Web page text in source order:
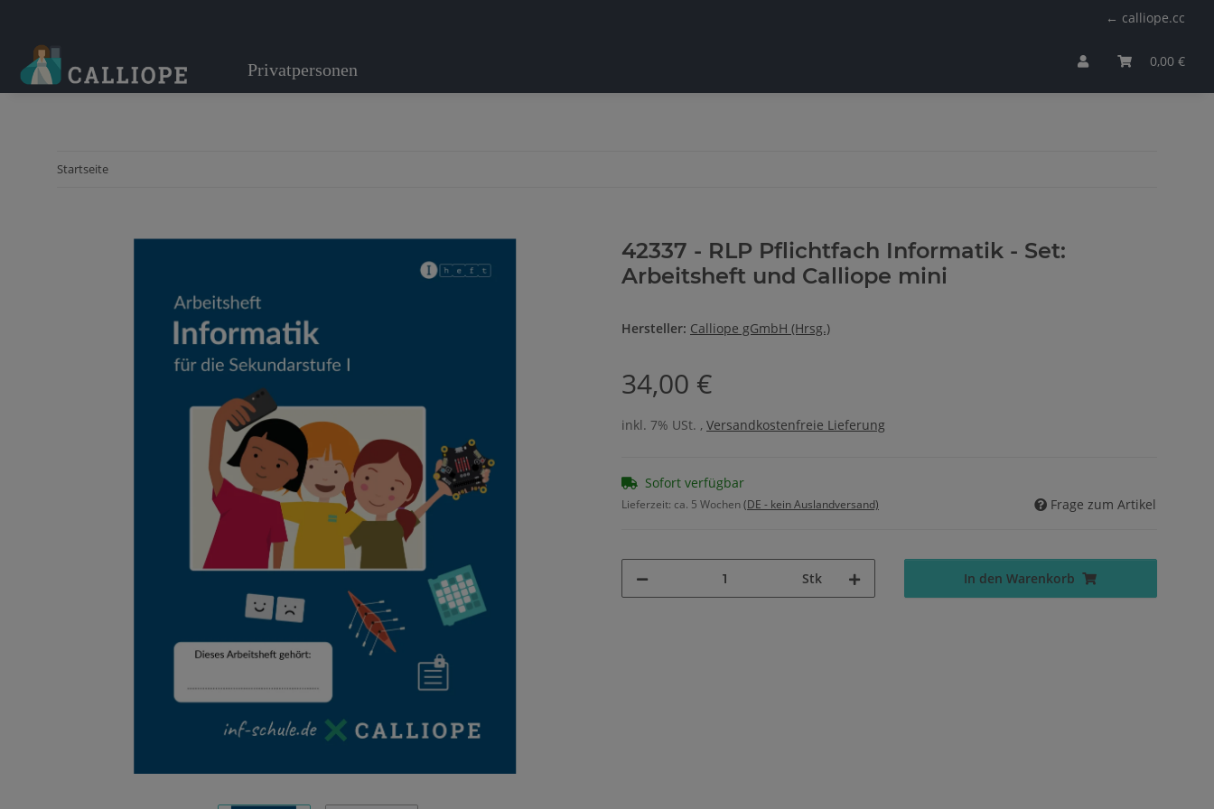
← calliope.cc
0,00 €
Privatpersonen
Startseite
42337 - RLP Pflichtfach Informatik - Set:
Arbeitsheft und Calliope mini
Hersteller: Calliope gGmbH (Hrsg.)
34,00 €
inkl. 7% USt. , Versandkostenfreie Lieferung
Sofort verfügbar
Lieferzeit: ca. 5 Wochen(DE - kein Auslandversand) Frage zum Artikel
Stk In den Warenkorb